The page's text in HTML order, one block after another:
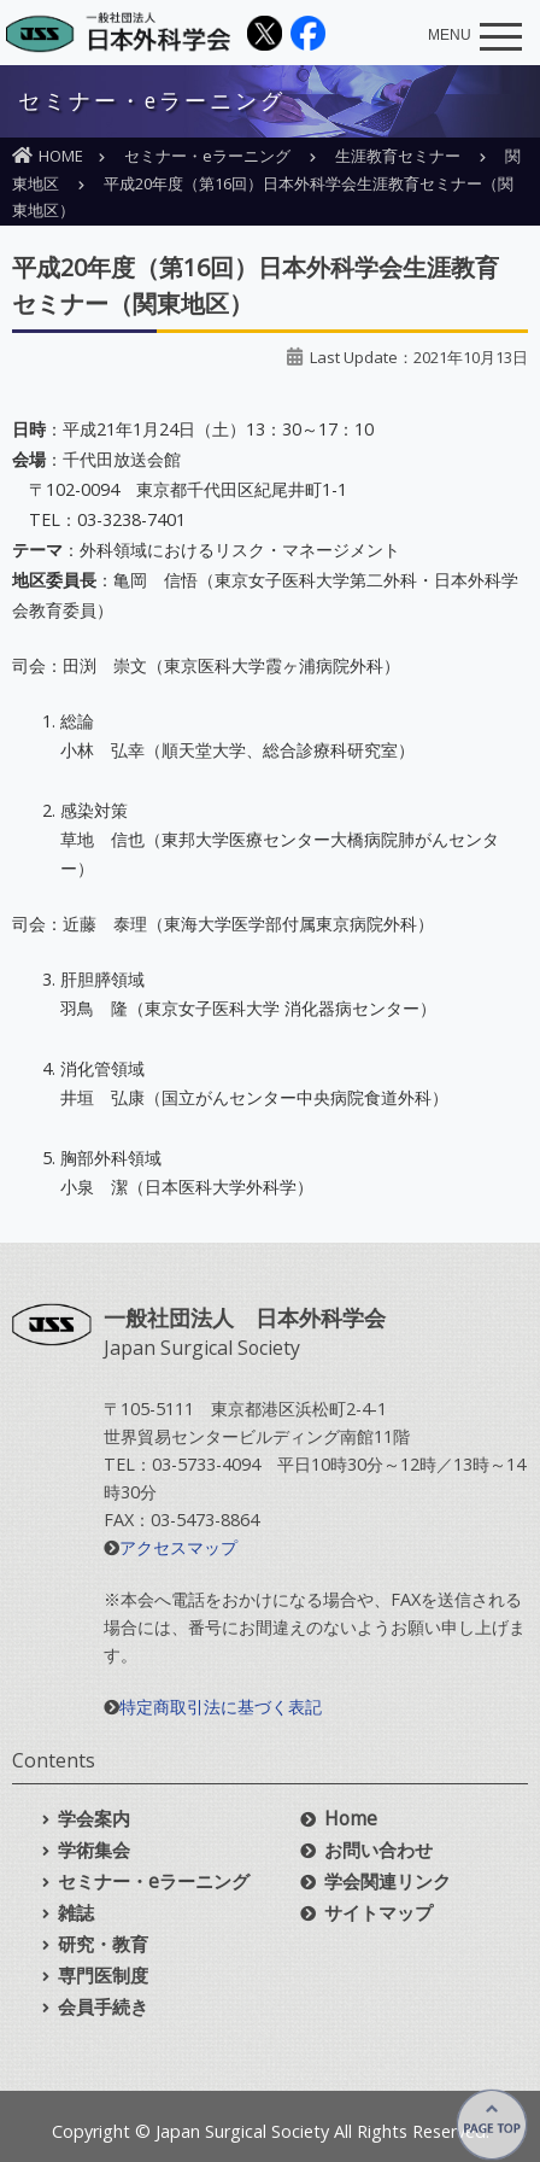
MENU
セミナー・eラーニング
HOME セミナー・eラーニング 生涯教育セミナー
関
東地区
平成20年度（第16回）日本外科学会生涯教育セミナー（関
東地区）
平成20年度（第16回）日本外科学会生涯教育
セミナー（関東地区）
Last Update：2021年10月13日
日時：平成21年1月24日（土）13：30～17：10
会場：千代田放送会館
〒102-0094 東京都千代田区紀尾井町1-1
TEL：03-3238-7401
テーマ ：外科領域におけるリスク・マネージメント
地区委員長 ：亀岡 信悟（東京女子医科大学第二外科・日本外科学
会教育委員）
司会：田渕 崇文（東京医科大学霞ヶ浦病院外科）
総論
小林 弘幸（順天堂大学、総合診療科研究室）
感染対策
草地 信也（東邦大学医療センター大橋病院肺がんセンタ
ー）
司会：近藤 泰理（東海大学医学部付属東京病院外科）
肝胆膵領域
羽鳥 隆（東京女子医科大学 消化器病センター）
消化管領域
井垣 弘康（国立がんセンター中央病院食道外科）
胸部外科領域
小泉 潔（日本医科大学外科学）
一般社団法人 日本外科学会
Japan Surgical Society
〒105-5111 東京都港区浜松町2-4-1
世界貿易センタービルディング南館11階
TEL：03-5733-4094 平日10時30分～12時／13時～14
時30分
FAX：03-5473-8864
アクセスマップ
※本会へ電話をおかけになる場合や、FAXを送信される
場合には、番号にお間違えのないようお願い申し上げま
す。
特定商取引法に基づく表記
Contents
学会案内
学術集会
セミナー・eラーニング
雑誌
研究・教育
専門医制度
会員手続き
Home
お問い合わせ
学会関連リンク
サイトマップ
Copyright © Japan Surgical Society All Rights Reserved.